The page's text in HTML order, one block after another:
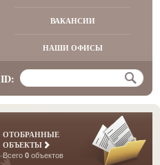
ВАКАНСИИ
НАШИ ОФИСЫ
ID:
ОТОБРАННЫЕ
ОБЪЕКТЫ
Всего 0 объектов